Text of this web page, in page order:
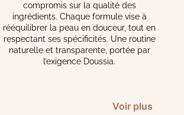
compromis sur la qualité des
ingrédients. Chaque formule vise à
rééquilibrer la peau en douceur, tout en
respectant ses spécificités. Une routine
naturelle et transparente, portée par
l’exigence Doussia.
Voir plus